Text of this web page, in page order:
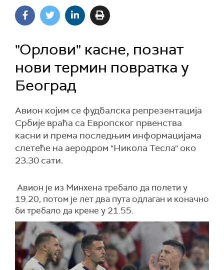
"Орлови" касне, познат
нови термин повратка у
Београд
Aвион којим се фудбалска репрезентација
Србије враћа са Европског првенства
касни и према последњим информацијама
слетеће на аеродром "Никола Тесла" око
23.30 сати.
Авион је из Минхена требало да полети у
19.20, потом је лет два пута одлаган и коначно
би требало да крене у 21.55.